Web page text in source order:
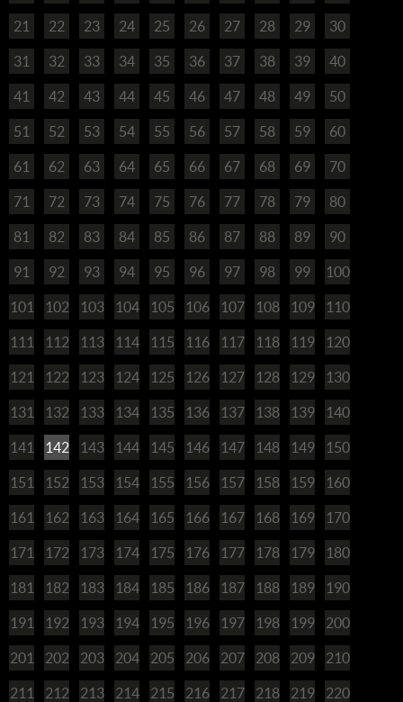
21 22 23 24 25 26 27 28 29 30
31 32 33 34 35 36 37 38 39 40
41 42 43 44 45 46 47 48 49 50
51 52 53 54 55 56 57 58 59 60
61 62 63 64 65 66 67 68 69 70
71 72 73 74 75 76 77 78 79 80
81 82 83 84 85 86 87 88 89 90
91 92 93 94 95 96 97 98 99 100
101 102 103 104 105 106 107 108 109 110
111 112 113 114 115 116 117 118 119 120
121 122 123 124 125 126 127 128 129 130
131 132 133 134 135 136 137 138 139 140
141 142 143 144 145 146 147 148 149 150
151 152 153 154 155 156 157 158 159 160
161 162 163 164 165 166 167 168 169 170
171 172 173 174 175 176 177 178 179 180
181 182 183 184 185 186 187 188 189 190
191 192 193 194 195 196 197 198 199 200
201 202 203 204 205 206 207 208 209 210
211 212 213 214 215 216 217 218 219 220